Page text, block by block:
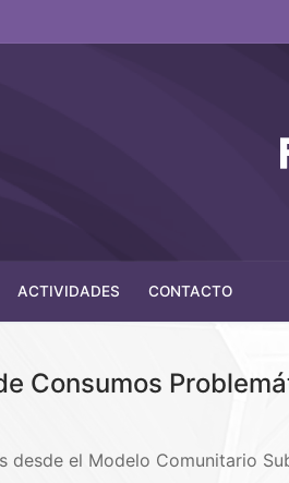
ACTIVIDADES CONTACTO
Consumos
el Modelo Comunitario